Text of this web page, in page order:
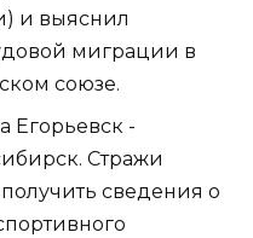
и выяснил
миграции в
союзе.
Егорьевск -
Стражи
сведения о